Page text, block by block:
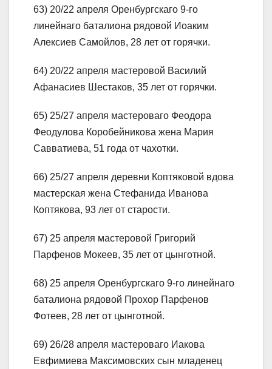
63) 20/22 апреля Оренбургскаго 9-го
линейнаго баталиона рядовой Иоаким
Алексиев Самойлов, 28 лет от горячки.
64) 20/22 апреля мастеровой Василий
Афанасиев Шестаков, 35 лет от горячки.
65) 25/27 апреля мастероваго Феодора
Феодулова Коробейникова жена Мария
Савватиева, 51 года от чахотки.
66) 25/27 апреля деревни Коптяковой вдова
мастерская жена Стефанида Иванова
Коптякова, 93 лет от старости.
67) 25 апреля мастеровой Григорий
Парфенов Мокеев, 35 лет от цынготной.
68) 25 апреля Оренбургскаго 9-го линейнаго
баталиона рядовой Прохор Парфенов
Фотеев, 28 лет от цынготной.
69) 26/28 апреля мастероваго Иакова
Евфимиева Максимовских сын младенец